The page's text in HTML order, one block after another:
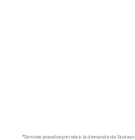
*Donnée pseudonymisée à la demande de l'auteur.